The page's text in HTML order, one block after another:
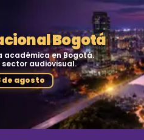
Bogotá
académica en Bogotá.
audiovisual.
de agosto